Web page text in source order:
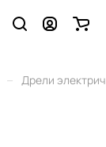
– Дрели